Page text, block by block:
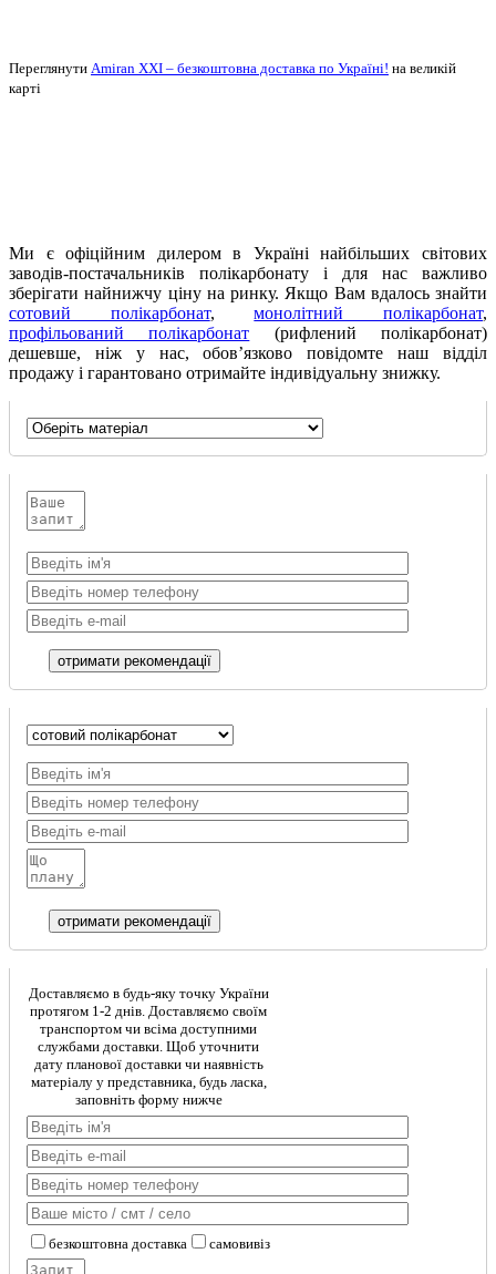
Переглянути Amiran XXI – безкоштовна доставка по Україні! на великій
карті
Ми є офіційним дилером в Україні найбільших світових
заводів-постачальників полікарбонату і для нас важливо
зберігати найнижчу ціну на ринку. Якщо Вам вдалось знайти
сотовий полікарбонат,монолітний полікарбонат,
профільований полікарбонат (рифлений полікарбонат)
дешевше, ніж у нас, обов’язково повідомте наш відділ
продажу і гарантовано отримайте індивідуальну знижку.
Доставляємо в будь-яку точку України
протягом 1-2 днів. Доставляємо своїм
транспортом чи всіма доступними
службами доставки. Щоб уточнити
дату планової доставки чи наявність
матеріалу у представника, будь ласка,
заповніть форму нижче
безкоштовна доставка самовивіз